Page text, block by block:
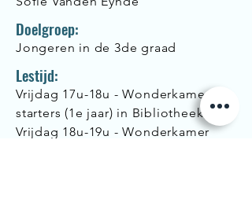
Doelgroep:
Jongeren in de 3de graad
Lestijd:
Vrijdag 17u-18u - Wonderkamer
starters (1e jaar) in Bibliotheek
Vrijdag 18u-19u - Wonderkamer